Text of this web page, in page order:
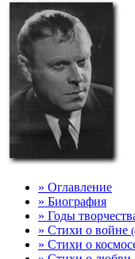
» Оглавление
» Биография
» Годы
» Стихи о войне
» Стихи о